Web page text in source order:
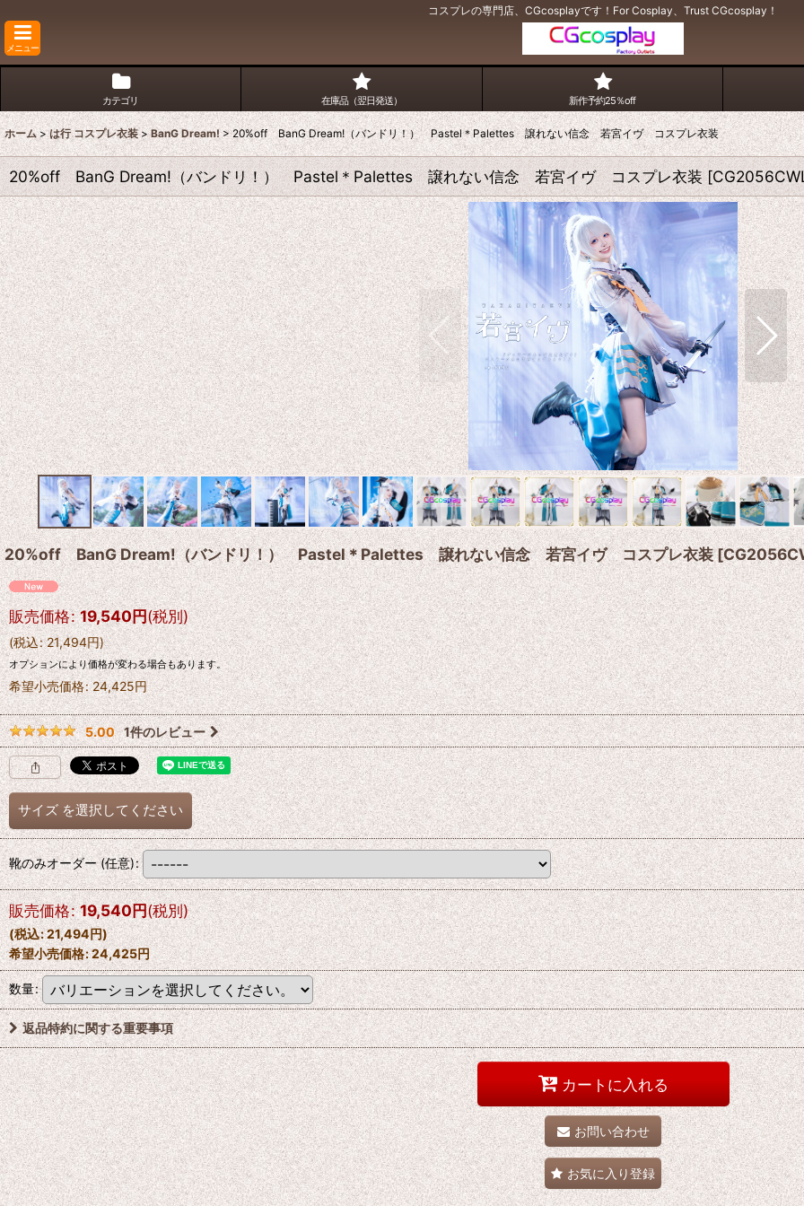
コスプレの専門店、CGcosplayです！For Cosplay、Trust CGcosplay！
メニュー
カテゴリ 在庫品（翌日発送） 新作予約25％off
ホーム > は行 コスプレ衣装 > BanG Dream! > 20%off BanG Dream!（バンドリ！） Pastel＊Palettes 譲れない信念 若宮イヴ コスプレ衣装
20%off BanG Dream!（バンドリ！） Pastel＊Palettes 譲れない信念 若宮イヴ コスプレ衣装 [
20%off BanG Dream!（バンドリ！） Pastel＊Palettes 譲れない信念 若宮イヴ コスプレ衣装[
販売価格: 19,540円(税別)
(税込: 21,494円)
オプションにより価格が変わる場合もあります。
希望小売価格: 24,425円
5.00 1件のレビュー
サイズ を選択してください
靴のみオーダー(任意):
販売価格: 19,540円(税別)
(税込:21,494円)
希望小売価格:24,425円
数量:
返品特約に関する重要事項
カートに入れる
お問い合わせ
お気に入り登録